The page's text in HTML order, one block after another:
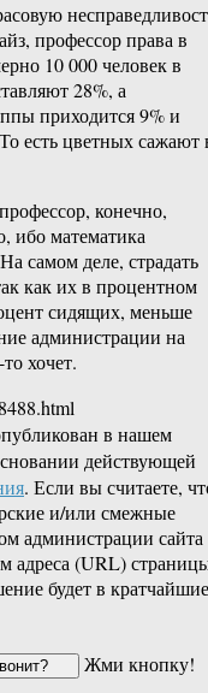
профессор права в
10 000 человек в
28%, а
приходится 9% и
есть цветных сажают
конечно,
ибо математика
самом деле, страдать
как их в процентном
сидящих, меньше
администрации на
хочет.
в нашем
действующей
. Если вы считаете,
и/или смежные
администрации сайта
адреса (URL)
будет в кратчайшие
Жми кнопку!